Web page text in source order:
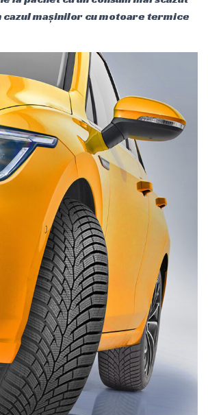
cazul mașinilor cu motoare termice